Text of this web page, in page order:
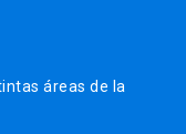
áreas de la